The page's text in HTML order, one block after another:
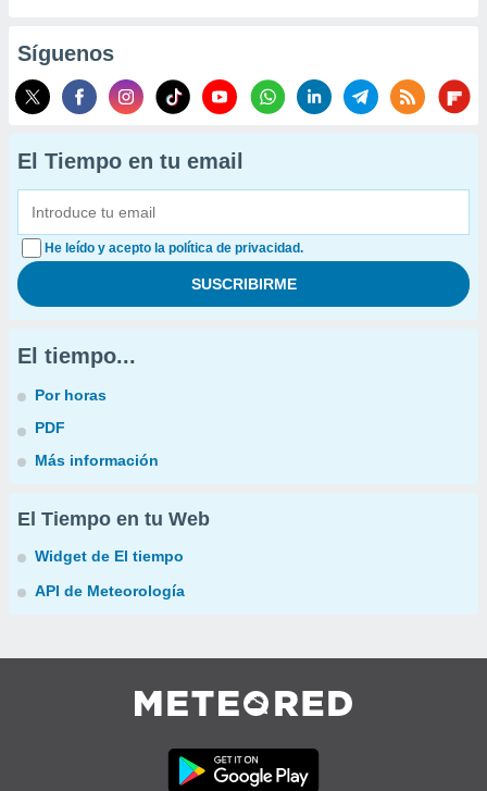
Síguenos
El Tiempo en tu email
He leído y acepto la política de privacidad.
El tiempo...
Por horas
PDF
Más información
El Tiempo en tu Web
Widget de El tiempo
API de Meteorología